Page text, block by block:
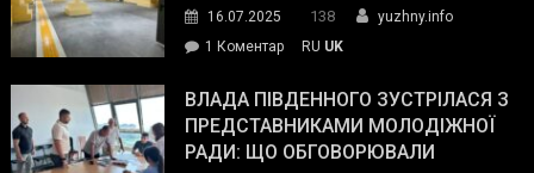
спільний
окупанти.
Маємо
діяти
пожежу
у
16.07.2025 138
yuzhny.info
1 Коментардо
Південного
провів
інспекцію
RU UK
ВЛАДА ПІВДЕННОГО ЗУСТРІЛАСЯ З
ПРЕДСТАВНИКАМИ МОЛОДІЖНОЇ
РАДИ: ЩО ОБГОВОРЮВАЛИ